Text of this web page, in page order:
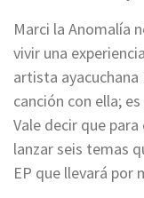
Marci la Anomalía
vivir una
artista ayacuchana
canción con ella;
Vale decir que
lanzar seis temas
EP que llevará por